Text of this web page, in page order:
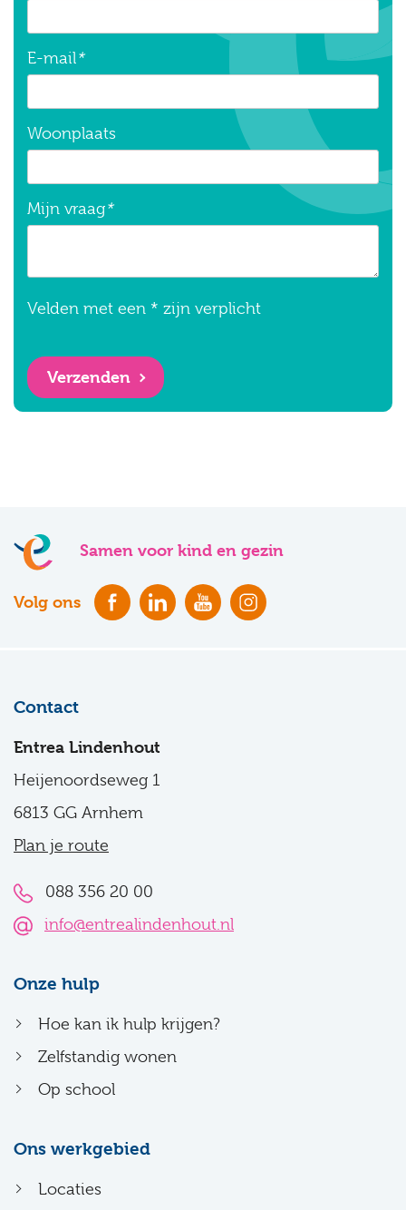
E-mail*
Woonplaats
Mijn vraag*
Velden met een * zijn verplicht
Verzenden
Samen voor kind en gezin
Volg ons
Contact
Entrea Lindenhout
Heijenoordseweg 1
6813 GG Arnhem
Plan je route
088 356 20 00
info@entrealindenhout.nl
Onze hulp
Hoe kan ik hulp krijgen?
Zelfstandig wonen
Op school
Ons werkgebied
Locaties